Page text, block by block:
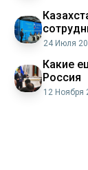
24 Июля
Какие
Россия
12 Ноября